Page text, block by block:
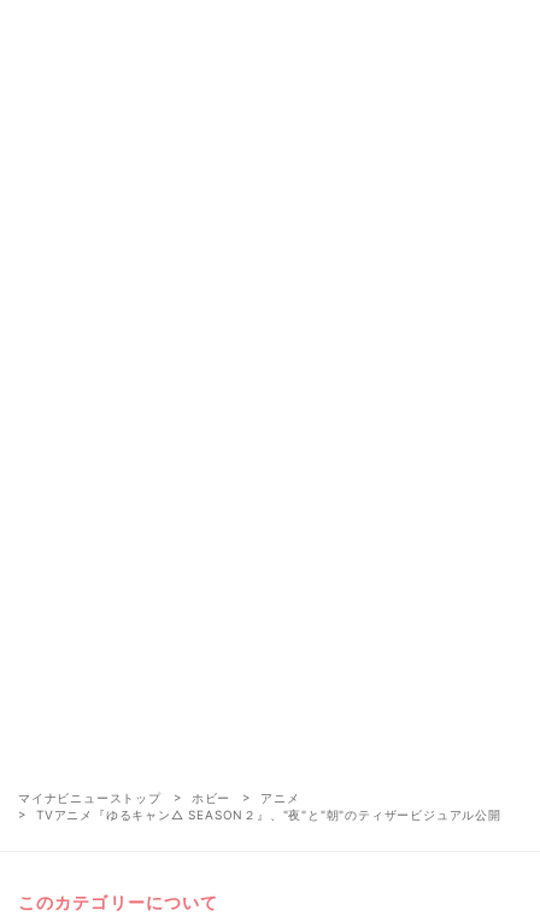
マイナビニューストップ ホビー
アニメ
TVアニメ『ゆるキャン△ SEASON２』、"夜"と"朝"のティザービジュアル公開
このカテゴリーについて